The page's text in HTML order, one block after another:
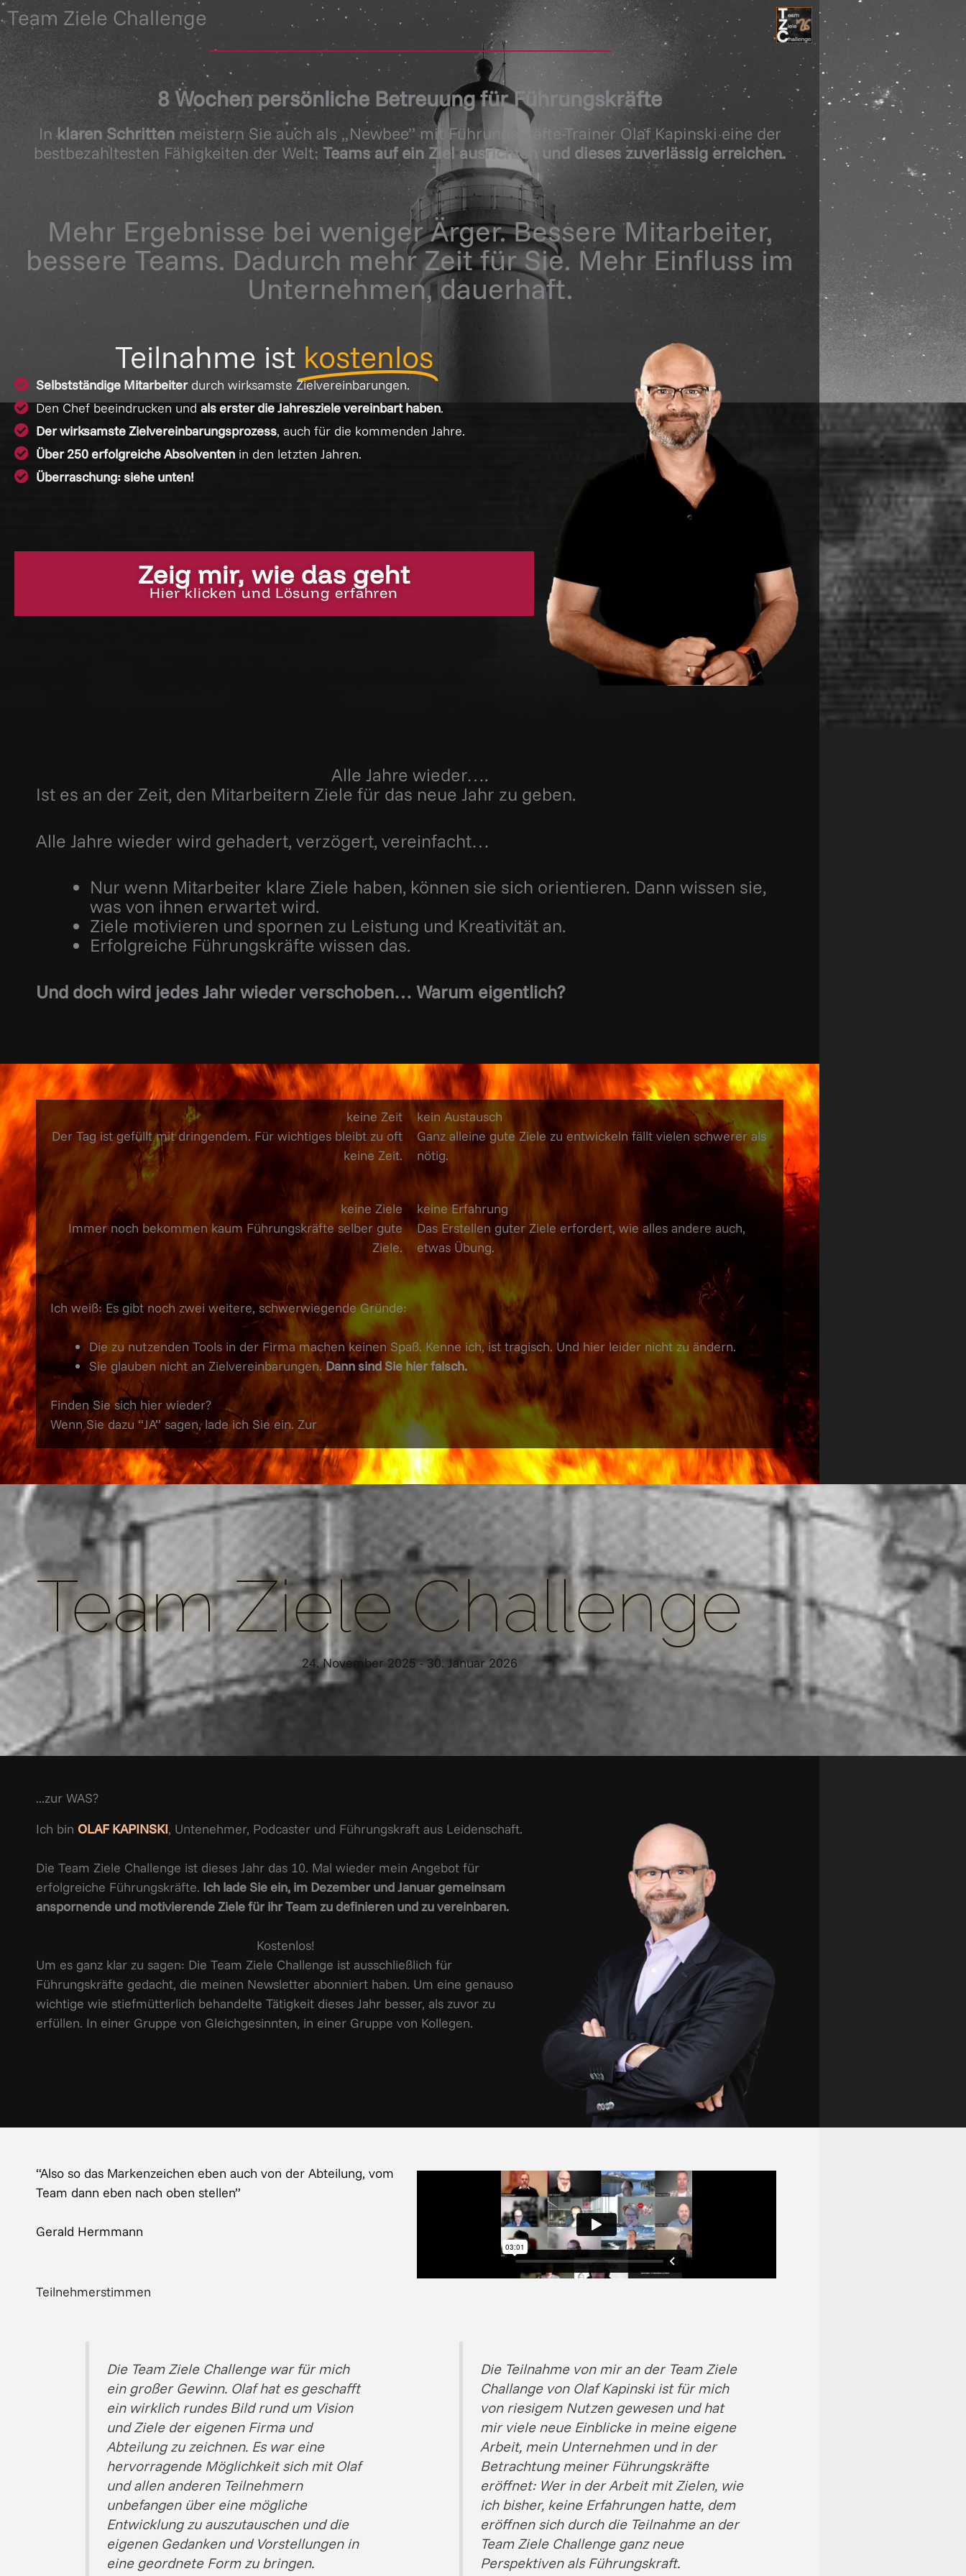
Team Ziele Challenge
8 Wochen persönliche Betreuung für Führungskräfte
Inklaren Schrittenmeistern Sie auch als „Newbee” mit Führungskräfte-Trainer Olaf Kapinski eine der
bestbezahltesten Fähigkeiten der Welt: Teams auf ein Ziel ausrichten und dieses zuverlässig erreichen.
Mehr Ergebnisse bei weniger Ärger. Bessere Mitarbeiter,
bessere Teams. Dadurch mehr Zeit für Sie. Mehr Einfluss im
Unternehmen, dauerhaft.
Teilnahme ist kostenlos
Selbstständige Mitarbeiterdurch wirksamste Zielvereinbarungen.
Den Chef beeindrucken undals erster die Jahresziele vereinbart haben.
Der wirksamste Zielvereinbarungsprozess, auch für die kommenden Jahre.
Über 250 erfolgreiche Absolventen in den letzten Jahren.
Überraschung: siehe unten!
Zeig mir, wie das geht
Hier klicken und Lösung erfahren
Alle Jahre wieder….
Ist es an der Zeit, den Mitarbeitern Ziele für das neue Jahr zu geben.
Alle Jahre wieder wird gehadert, verzögert, vereinfacht…
Nur wenn Mitarbeiter klare Ziele haben, können sie sich orientieren. Dann wissen sie,
was von ihnen erwartet wird.
Ziele motivieren und spornen zu Leistung und Kreativität an.
Erfolgreiche Führungskräfte wissen das.
Und doch wird jedes Jahr wieder verschoben… Warum eigentlich?
keine Zeit
Der Tag ist gefüllt mit dringendem. Für wichtiges bleibt zu oft
keine Zeit.
kein Austausch
Ganz alleine gute Ziele zu entwickeln fällt vielen schwerer als
nötig.
keine Ziele
Immer noch bekommen kaum Führungskräfte selber gute
Ziele.
keine Erfahrung
Das Erstellen guter Ziele erfordert, wie alles andere auch,
etwas Übung.
Ich weiß: Es gibt noch zwei weitere, schwerwiegende Gründe:
Die zu nutzenden Tools in der Firma machen keinen Spaß. Kenne ich, ist tragisch. Und hier leider nicht zu ändern.
Sie glauben nicht an Zielvereinbarungen.Dann sind Sie hier falsch.
Finden Sie sich hier wieder?
Wenn Sie dazu “JA” sagen, lade ich Sie ein. Zur
Team Ziele Challenge
24. November 2025 - 30. Januar 2026
...zur WAS?
Ich bin OLAF KAPINSKI, Untenehmer, Podcaster und Führungskraft aus Leidenschaft.
Die Team Ziele Challenge ist dieses Jahr das 10. Mal wieder mein Angebot für
erfolgreiche Führungskräfte. Ich lade Sie ein, im Dezember und Januar gemeinsam
anspornende und motivierende Ziele für ihr Team zu definieren und zu vereinbaren.
Kostenlos!
Um es ganz klar zu sagen: Die Team Ziele Challenge ist ausschließlich für
Führungskräfte gedacht, die meinen Newsletter abonniert haben. Um eine genauso
wichtige wie stiefmütterlich behandelte Tätigkeit dieses Jahr besser, als zuvor zu
erfüllen. In einer Gruppe von Gleichgesinnten, in einer Gruppe von Kollegen.
“Also so das Markenzeichen eben auch von der Abteilung, vom
Team dann eben nach oben stellen”
Gerald Hermmann
Teilnehmerstimmen
Die Team Ziele Challenge war für mich
ein großer Gewinn. Olaf hat es geschafft
ein wirklich rundes Bild rund um Vision
und Ziele der eigenen Firma und
Abteilung zu zeichnen. Es war eine
hervorragende Möglichkeit sich mit Olaf
und allen anderen Teilnehmern
unbefangen über eine mögliche
Entwicklung zu auszutauschen und die
eigenen Gedanken und Vorstellungen in
eine geordnete Form zu bringen.
Die Teilnahme von mir an der Team Ziele
Challange von Olaf Kapinski ist für mich
von riesigem Nutzen gewesen und hat
mir viele neue Einblicke in meine eigene
Arbeit, mein Unternehmen und in der
Betrachtung meiner Führungskräfte
eröffnet: Wer in der Arbeit mit Zielen, wie
ich bisher, keine Erfahrungen hatte, dem
eröffnen sich durch die Teilnahme an der
Team Ziele Challenge ganz neue
Perspektiven als Führungskraft.